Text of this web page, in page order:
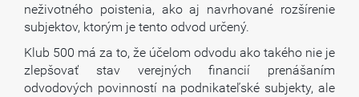
neživotného poistenia, ako aj navrhované rozšírenie
subjektov, ktorým je tento odvod určený.
Klub 500 má za to, že účelom odvodu ako takého nie je
zlepšovať stav verejných financií prenášaním
odvodových povinností na podnikateľské subjekty, ale